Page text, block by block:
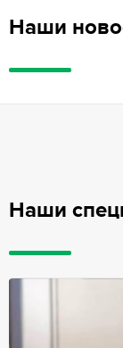
Наши
Наши